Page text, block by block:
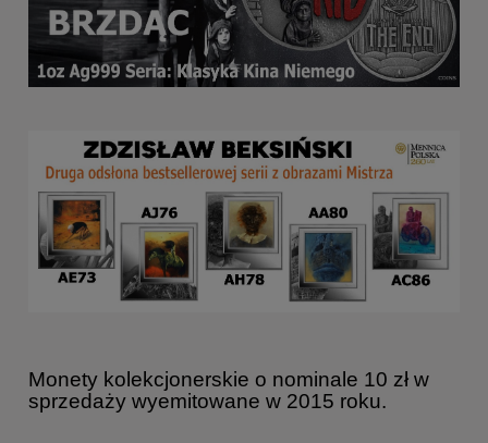
Monety kolekcjonerskie o nominale 10 zł w
sprzedaży wyemitowane w 2015 roku.